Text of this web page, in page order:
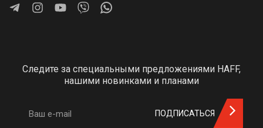
Следите за специальными предложениями HAFF,
нашими новинками и планами
ПОДПИСАТЬСЯ